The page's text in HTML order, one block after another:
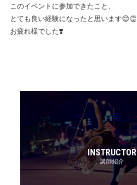
このイベントに参加できたこと、
とても良い経験になったと思います😊👏
お疲れ様でした❣️
INSTRUCTOR
講師紹介